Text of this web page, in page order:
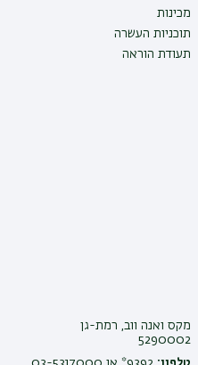
מכינות
תוכניות העשרה
תעודת הוראה
מקס ואנה ווב, רמת-גן
5290002